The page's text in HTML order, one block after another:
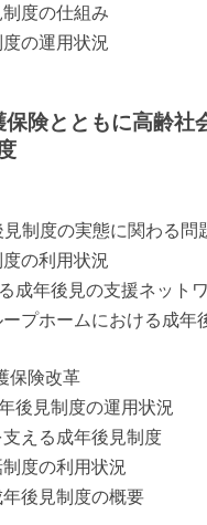
度の仕組み
の運用状況
険とともに高齢社
制度の実態に関わる問
の利用状況
成年後見の支援ネット
プホームにおける成年
保険改革
後見制度の運用状況
える成年後見制度
度の利用状況
後見制度の概要